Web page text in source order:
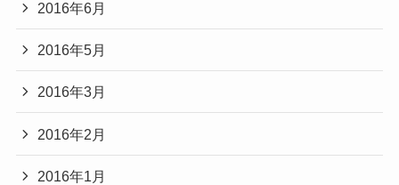
2016年6月
2016年5月
2016年3月
2016年2月
2016年1月